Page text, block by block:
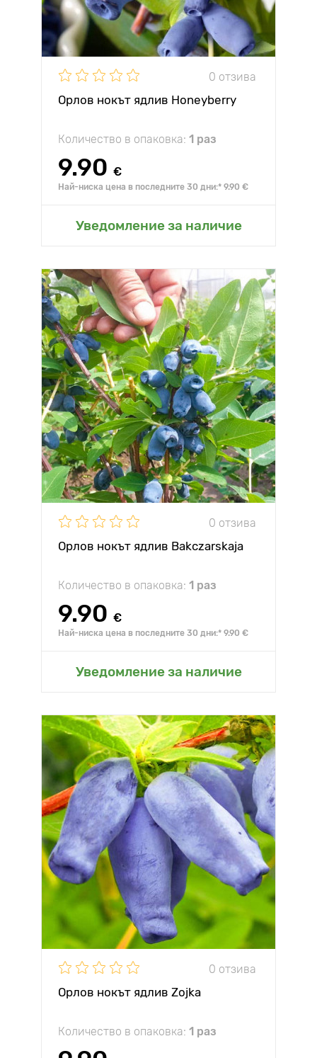
0 отзива
Орлов нокът ядлив Honeyberry
Количество в опаковка: 1 раз
9.90 €
Най-ниска цена в последните 30 дни:* 9.90 €
Уведомление за наличие
0 отзива
Орлов нокът ядлив Bakczarskaja
Количество в опаковка: 1 раз
9.90 €
Най-ниска цена в последните 30 дни:* 9.90 €
Уведомление за наличие
0 отзива
Орлов нокът ядлив Zojka
Количество в опаковка: 1 раз